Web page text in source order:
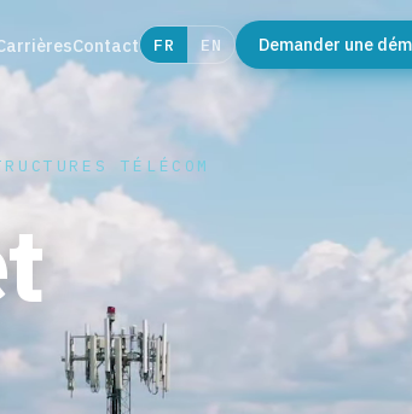
Contact FR EN Demander une
TÉLÉCOM